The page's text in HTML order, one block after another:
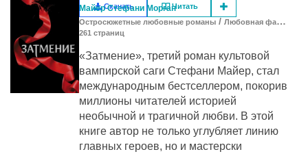
Скачать Читать
Майер Стефани Морган
Остросюжетные любовные романы / Любовная фантастика
261 cтраниц
«Затмение», третий роман культовой
вампирской саги Стефани Майер, стал
международным бестселлером, покорив
миллионы читателей историей
необычной и трагичной любви. В этой
книге автор не только углубляет линию
главных героев, но и мастерски